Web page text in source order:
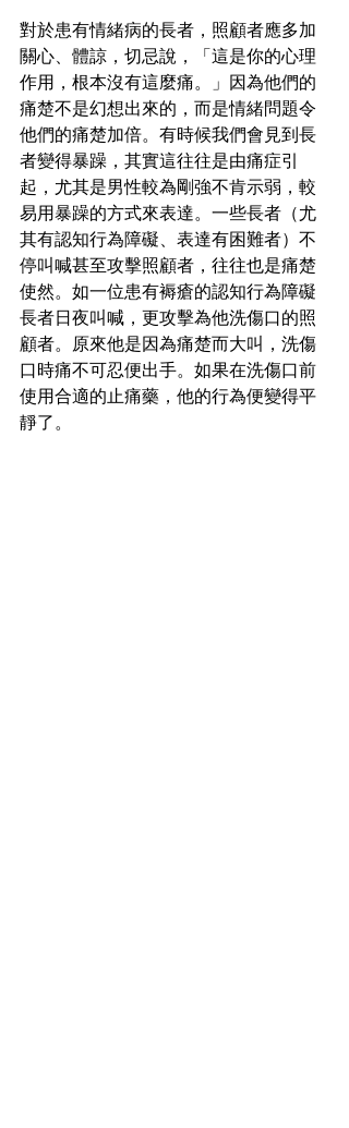
對於患有情緒病的長者，照顧者應多加
關心、體諒，切忌說，「這是你的心理
作用，根本沒有這麼痛。」因為他們的
痛楚不是幻想出來的，而是情緒問題令
他們的痛楚加倍。有時候我們會見到長
者變得暴躁，其實這往往是由痛症引
起，尤其是男性較為剛強不肯示弱，較
易用暴躁的方式來表達。一些長者（尤
其有認知行為障礙、表達有困難者）不
停叫喊甚至攻擊照顧者，往往也是痛楚
使然。如一位患有褥瘡的認知行為障礙
長者日夜叫喊，更攻擊為他洗傷口的照
顧者。原來他是因為痛楚而大叫，洗傷
口時痛不可忍便出手。如果在洗傷口前
使用合適的止痛藥，他的行為便變得平
靜了。